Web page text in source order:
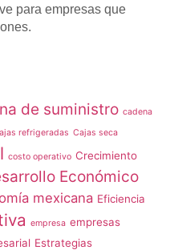
para empresas que
de suministro cadena
refrigeradas Cajas seca
costo operativo Crecimiento
Económico
mexicana Eficiencia
empresa empresas
Estrategias